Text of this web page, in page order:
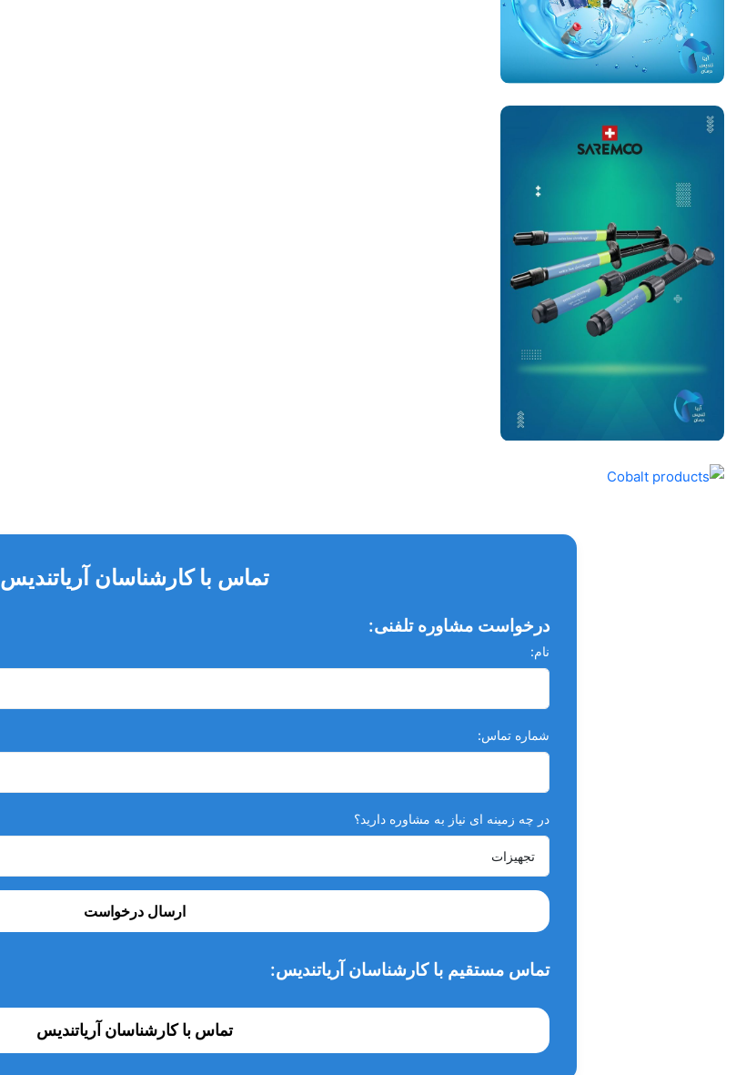
تماس با کارشناسان آریاتندیس
درخواست مشاوره تلفنی:
نام:
شماره تماس:
در چه زمینه ای نیاز به مشاوره دارید؟
ارسال درخواست
تماس مستقیم با کارشناسان آریاتندیس:
تماس با کارشناسان آریاتندیس